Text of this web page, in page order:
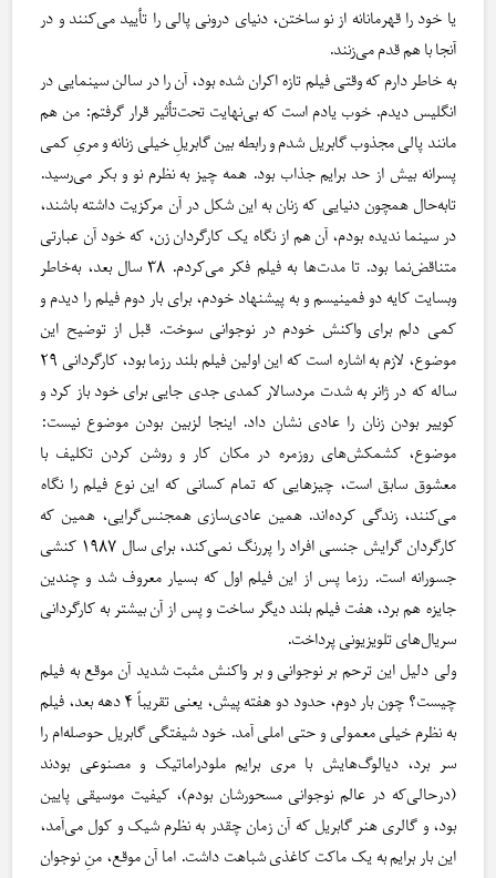
یا خود را قهرمانانه از نو ساختن، دنیای درونی پالی را تأیید می‌کنند و در
آنجا با هم قدم می‌زنند.
به خاطر دارم که وقتی فیلم تازه اکران شده بود، آن را در سالن سینمایی در
انگلیس دیدم. خوب یادم است که بی‌نهایت تحت‌تأثیر قرار گرفتم: من هم
مانند پالی مجذوب گابریل شدم و رابطه‌ بین گابریلِ خیلی زنانه و مریِ کمی
پسرانه بیش از حد برایم جذاب بود. همه چیز به نظرم نو و بکر می‌رسید.
تابه‌حال همچون دنیایی که زنان به این شکل در آن مرکزیت داشته باشند،
در سینما ندیده بودم، آن هم از نگاه یک کارگردان زن، که خود آن عبارتی
متناقض‌نما بود. تا مدت‌ها به فیلم فکر می‌کردم. ۳۸ سال بعد، به‌خاطر
وبسایت کایه دو فمینیسم و به پیشنهاد خودم، برای بار دوم فیلم را دیدم و
کمی دلم برای واکنش خودم در نوجوانی سوخت. قبل از توضیح این
موضوع، لازم به اشاره است که این اولین فیلم بلند رزما بود، کارگردانی ۲۹
ساله که در ژانر به شدت مردسالار کمدی جدی جایی برای خود باز کرد و
کوییر بودن زنان را عادی نشان داد. اینجا لزبین بودن موضوع نیست:
موضوع، کشمکش‌های روزمره در مکان کار و روشن کردن تکلیف با
معشوق سابق است، چیزهایی که تمام کسانی که این نوع فیلم را نگاه
می‌کنند، زندگی کرده‌اند. همین عادی‌سازی همجنس‌گرایی، همین که
کارگردان گرایش جنسی افراد را پررنگ نمی‌کند، برای سال ۱۹۸۷ کنشی
جسورانه است. رزما پس از این فیلم اول که بسیار معروف شد و چندین
جایزه هم برد، هفت فیلم بلند دیگر ساخت و پس از آن بیشتر به کارگردانی
سریال‌های تلویزیونی پرداخت.
ولی دلیل این ترحم بر نوجوانی و بر واکنش مثبت شدید آن موقع به فیلم
چیست؟ چون بار دوم، حدود دو هفته پیش، یعنی تقریباً ۴ دهه بعد، فیلم
به نظرم خیلی معمولی و حتی املی آمد. خود شیفتگی گابریل حوصله‌ام را
سر ‌برد، دیالوگ‌هایش با مری برایم ملودراماتیک و مصنوعی بودند
(درحالی‌که در عالم نوجوانی مسحورشان بودم)، کیفیت موسیقی پایین
بود، و گالری هنر گابریل که آن زمان چقدر به نظرم شیک و کول می‌آمد،
این بار برایم به یک ماکت کاغذی شباهت داشت. اما آن موقع، منِ نوجوان